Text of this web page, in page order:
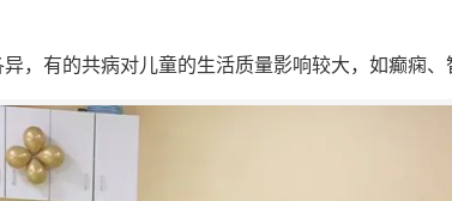
，有的共病对儿童的生活质量影响较大，如癫痫、